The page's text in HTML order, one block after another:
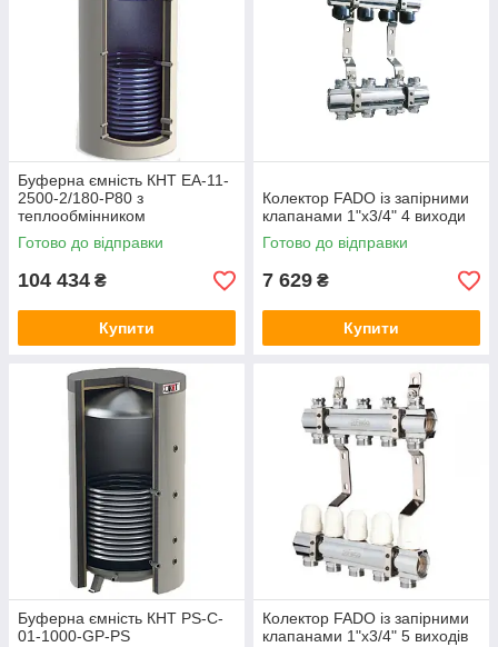
Буферна ємність КНТ ЕА-11-
2500-2/180-P80 з
теплообмінником
Готово до відправки
104 434 ₴
Купити
Колектор FADO із запірними
клапанами 1"х3/4" 4 виходи
Готово до відправки
7 629 ₴
Купити
Буферна ємність КНТ PS-C-
01-1000-GP-PS
Колектор FADO із запірними
клапанами 1"х3/4" 5 виходів